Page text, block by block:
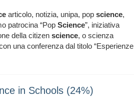
articolo, notizia, unipa, pop science,
patrocina “Pop Science”, iniziativa
della citizen science, o scienza
una conferenza dal titolo “Esperienze
in Schools (24%)